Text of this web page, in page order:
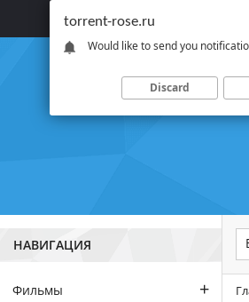
НАВИГАЦИЯ
Фильмы +
torrent-rose.ru
Would like to send you
Discard